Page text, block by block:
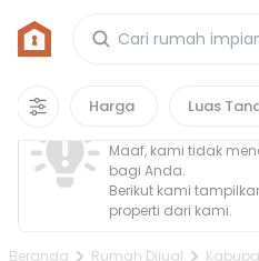
Harga Luas
Rumah di Wirajaya,
0properti
Property
Maaf, kami tidak
bagi Anda.
Berikut kami
properti dari kami.
Beranda Rumah Dijual